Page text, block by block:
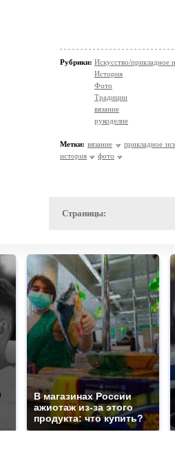
Рубрики: Искусство/прикладное
История
Фото
Традиции
вязание
рукоделие
Метки: вязание
прикладное
история
фото
Страницы:
В магазинах России
ажиотаж из-за этого
продукта: что купить?